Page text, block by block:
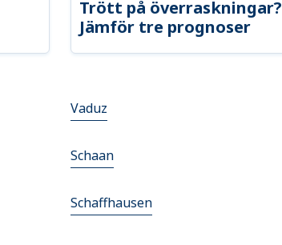
Trött på överraskningar?
Jämför tre prognoser
Vaduz
Schaan
Schaffhausen